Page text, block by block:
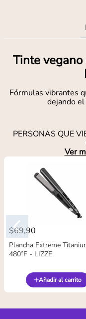
Tinte
Fórmulas vibrantes
dejando
PERSONAS QUE
Ver
$69,90
Plancha Extreme
480°F - LIZZE
Añadir al carrito